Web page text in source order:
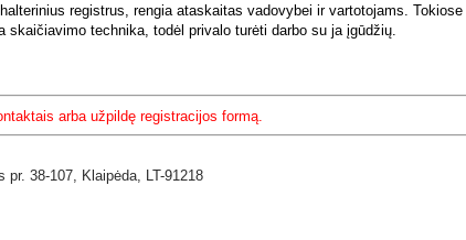
registrus, rengia ataskaitas vadovybei ir vartotojams.
technika, todėl privalo turėti darbo su ja įgūdžių.
arba užpildę registracijos formą.
pr. 38-107, Klaipėda, LT-91218